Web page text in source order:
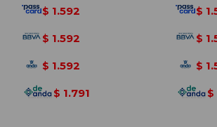
$ 1.592
$ 1.592
$ 1.592
$ 1.791
$
$
$
$